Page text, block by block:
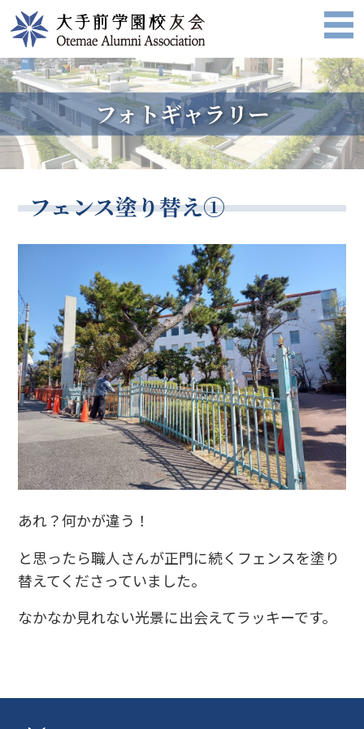
フォトギャラリー
フェンス塗り替え①
あれ？何かが違う！
と思ったら職人さんが正門に続くフェンスを塗り
替えてくださっていました。
なかなか見れない光景に出会えてラッキーです。